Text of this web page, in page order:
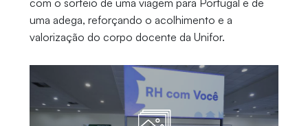
uma adega, reforçando o acolhimento e a
valorização do corpo docente da Unifor.